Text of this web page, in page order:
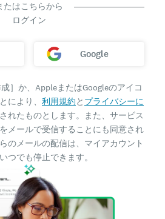
たはこちらから
ログイン
Google
］か、AppleまたはGoogleのアイコ
により、 利用規約と プライバシーに
れたものとします。また、サービス
メールで受信することにも同意され
のメールの配信は、マイアカウント
つでも停止できます。